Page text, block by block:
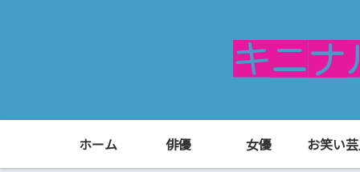
ホーム 俳優 女優 お笑い